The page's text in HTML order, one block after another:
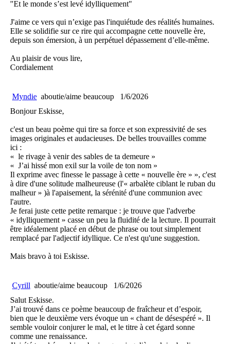
"Et le monde s’est levé idylliquement"
J'aime ce vers qui n’exige pas l'inquiétude des réalités humaines.
Elle se solidifie sur ce rire qui accompagne cette nouvelle ère,
depuis son émersion, à un perpétuel dépassement d’elle-même.
Au plaisir de vous lire,
Cordialement
Myndie aboutie/aime beaucoup
1/6/2026
Bonjour Eskisse,
c'est un beau poème qui tire sa force et son expressivité de ses
images originales et audacieuses. De belles trouvailles comme
ici :
« le rivage à venir des sables de ta demeure »
« J’ai hissé mon exil sur la voile de ton nom »
Il exprime avec finesse le passage à cette « nouvelle ère » », c'est
à dire d'une solitude malheureuse (l'« arbalète ciblant le ruban du
malheur » )à l'apaisement, la sérénité d'une communion avec
l'autre.
Je ferai juste cette petite remarque : je trouve que l'adverbe
« idylliquement » casse un peu la fluidité de la lecture. Il pourrait
être idéalement placé en début de phrase ou tout simplement
remplacé par l'adjectif idyllique. Ce n'est qu'une suggestion.
Mais bravo à toi Eskisse.
Cyrill aboutie/aime beaucoup
1/6/2026
Salut Eskisse.
J’ai trouvé dans ce poème beaucoup de fraîcheur et d’espoir,
bien que le deuxième vers évoque un « chant de désespéré ». Il
semble vouloir conjurer le mal, et le titre à cet égard sonne
comme une renaissance.